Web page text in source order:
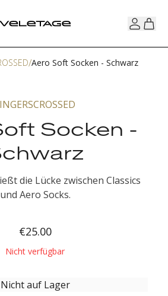
Aero Soft Socken - Schwarz
Socken -
die Lücke zwischen Classics
und Aero Socks.
€25.00
Nicht verfügbar
Nicht auf Lager